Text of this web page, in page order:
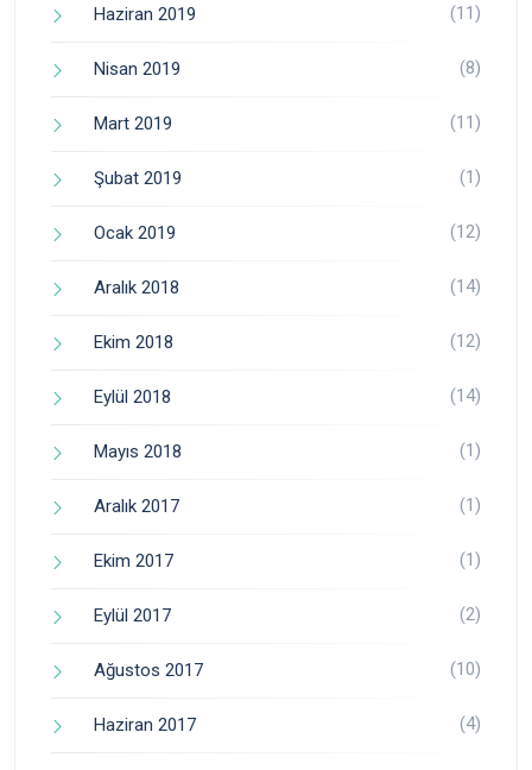
Haziran 2019 (11)
Nisan 2019 (8)
Mart 2019 (11)
Şubat 2019 (1)
Ocak 2019 (12)
Aralık 2018 (14)
Ekim 2018 (12)
Eylül 2018 (14)
Mayıs 2018 (1)
Aralık 2017 (1)
Ekim 2017 (1)
Eylül 2017 (2)
Ağustos 2017 (10)
Haziran 2017 (4)